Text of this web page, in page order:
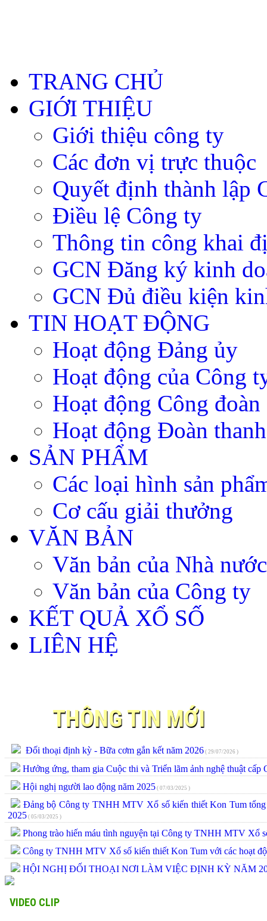
TRANG CHỦ
GIỚI THIỆU
Giới thiệu công ty
Các đơn vị trực thuộc
Quyết định thành lập
Điều lệ Công ty
Thông tin công khai
GCN Đăng ký kinh
GCN Đủ điều kiện
TIN HOẠT ĐỘNG
Hoạt động Đảng ủy
Hoạt động của Công
Hoạt động Công đoàn
Hoạt động Đoàn
SẢN PHẨM
Các loại hình sản
Cơ cấu giải thưởng
VĂN BẢN
Văn bản của Nhà
Văn bản của Công ty
KẾT QUẢ XỔ SỐ
LIÊN HỆ
THÔNG TIN MỚI
Đối thoại định kỳ - Bữa cơm gắn kết năm 2026 ( 29/07/2026 )
Hưởng ứng, tham gia Cuộc thi và Triển lãm ảnh nghệ thuật
Hội nghị người lao động năm 2025 ( 07/03/2025 )
Đảng bộ Công ty TNHH MTV Xổ số kiến thiết Kon Tum
2025 ( 05/03/2025 )
Phong trào hiến máu tình nguyện tại Công ty TNHH MTV Xổ
Công ty TNHH MTV Xổ số kiến thiết Kon Tum với các hoạt
HỘI NGHỊ ĐỐI THOẠI NƠI LÀM VIỆC ĐỊNH KỲ NĂM
VIDEO CLIP